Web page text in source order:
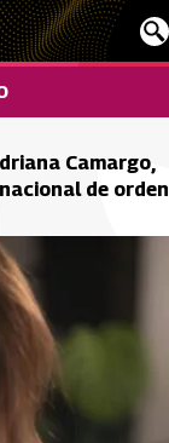
Camargo,
de orden